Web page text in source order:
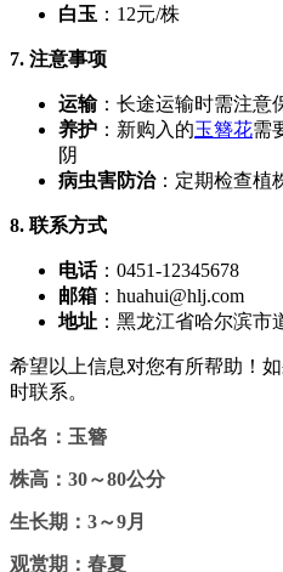
白玉 ：12元/株
7. 注意事项
运输：长途运输时需注意
养护 ：新购入的玉簪花需
阴
病虫害防治：定期检查植
8. 联系方式
电话：0451-12345678
邮箱 ：huahui@hlj.com
地址 ：黑龙江省哈尔滨
希望以上信息对您有所帮助！
时联系。
品名：玉簪
株高：30～80公分
生长期：3～9月
观赏期：春夏